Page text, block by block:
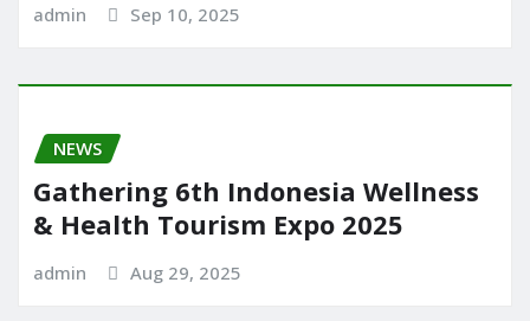
admin Sep 10, 2025
NEWS
Gathering 6th Indonesia Wellness
& Health Tourism Expo 2025
admin Aug 29, 2025